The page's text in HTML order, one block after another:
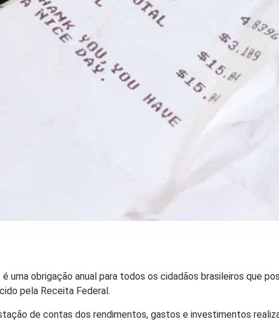
uma obrigação anual para todos os cidadãos brasileiros que
pela Receita Federal.
de contas dos rendimentos, gastos e investimentos